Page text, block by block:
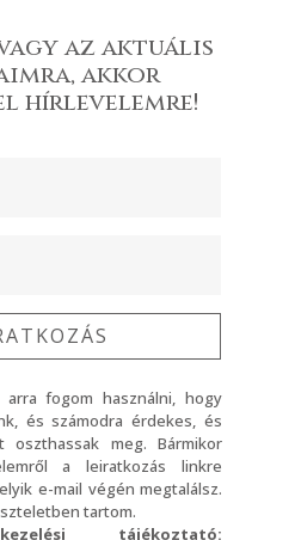
az aktuális
akkor
hírlevelemre!
arra fogom használni, hogy
és számodra érdekes, és
oszthassak meg. Bármikor
a leiratkozás linkre
e-mail végén megtalálsz.
tartom.
tájékoztató: